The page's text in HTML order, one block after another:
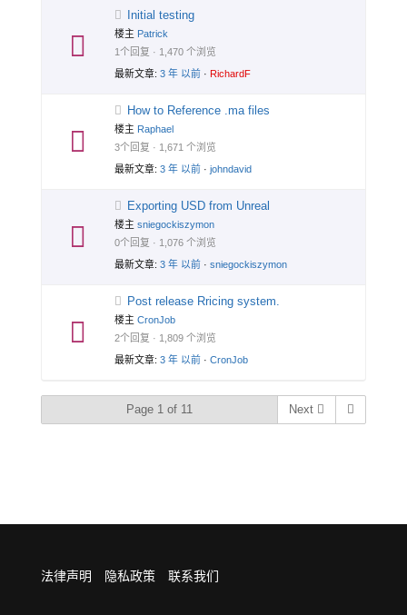
Initial testing
楼主 Patrick
1个回复 · 1,470 个浏览
最新文章: 3 年 以前· RichardF
How to Reference .ma files
楼主 Raphael
3个回复 · 1,671 个浏览
最新文章: 3 年 以前· johndavid
Exporting USD from Unreal
楼主 sniegockiszymon
0个回复 · 1,076 个浏览
最新文章: 3 年 以前· sniegockiszymon
Post release Rricing system.
楼主 CronJob
2个回复 · 1,809 个浏览
最新文章: 3 年 以前· CronJob
Page 1 of 11 Next
法律声明 隐私政策 联系我们